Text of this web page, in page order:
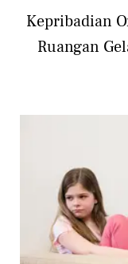
Kepribadian
Ruangan